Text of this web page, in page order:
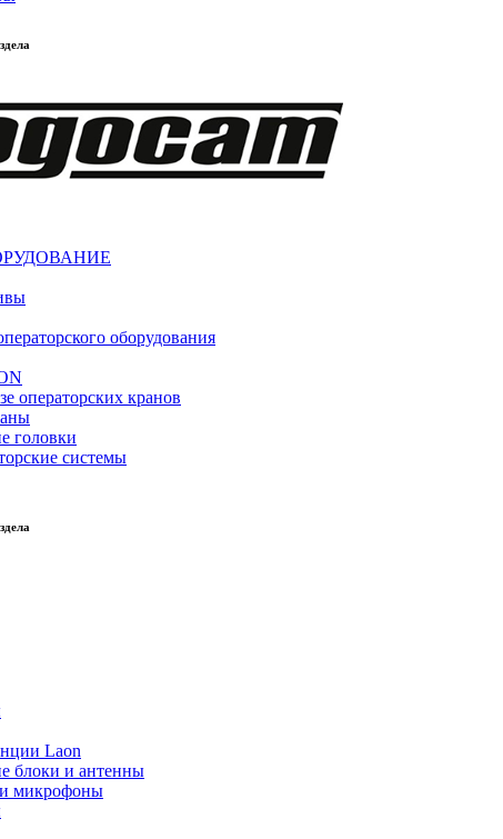
оборудования
операторских кранов
головки
системы
Laon
блоки и антенны
микрофоны